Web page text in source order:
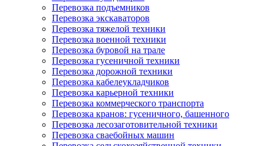
Перевозка подъемников
Перевозка экскаваторов
Перевозка тяжелой техники
Перевозка военной техники
Перевозка буровой на трале
Перевозка гусеничной техники
Перевозка дорожной техники
Перевозка кабелеукладчиков
Перевозка карьерной техники
Перевозка коммерческого транспорта
Перевозка кранов: гусеничного, башенного
Перевозка лесозаготовительной техники
Перевозка сваебойных машин